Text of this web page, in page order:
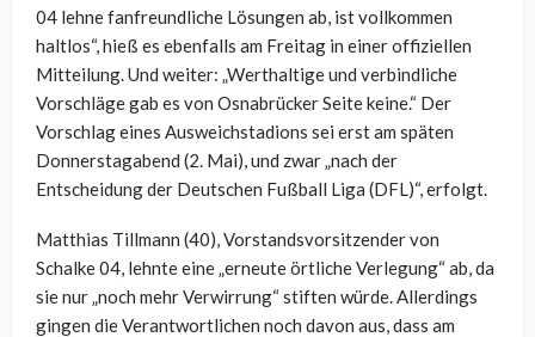
04 lehne fanfreundliche Lösungen ab, ist vollkommen
haltlos“, hieß es ebenfalls am Freitag in einer offiziellen
Mitteilung. Und weiter: „Werthaltige und verbindliche
Vorschläge gab es von Osnabrücker Seite keine.“ Der
Vorschlag eines Ausweichstadions sei erst am späten
Donnerstagabend (2. Mai), und zwar „nach der
Entscheidung der Deutschen Fußball Liga (DFL)“, erfolgt.
Matthias Tillmann (40), Vorstandsvorsitzender von
Schalke 04, lehnte eine „erneute örtliche Verlegung“ ab, da
sie nur „noch mehr Verwirrung“ stiften würde. Allerdings
gingen die Verantwortlichen noch davon aus, dass am